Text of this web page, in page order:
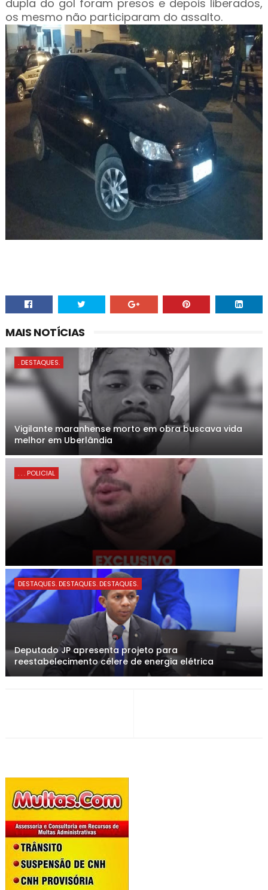
dupla do gol foram presos e depois liberados,
os mesmo não participaram do assalto.
MAIS NOTÍCIAS
. DESTAQUES.
Vigilante maranhense morto em obra buscava vida
melhor em Uberlândia
. . . POLICIAL
DESTAQUES. DESTAQUES. DESTAQUES.
Deputado JP apresenta projeto para
reestabelecimento célere de energia elétrica